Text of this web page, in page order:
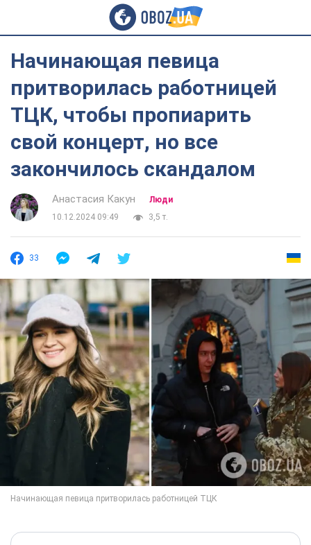
Начинающая певица
притворилась работницей
ТЦК, чтобы пропиарить
свой концерт, но все
закончилось скандалом
Анастасия Какун
Люди
10.12.2024 09:49
3,5 т.
33